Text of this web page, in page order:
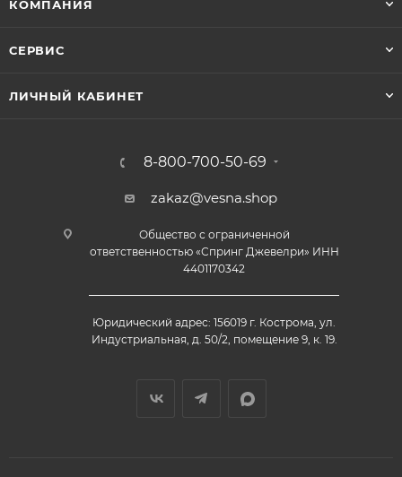
КОМПАНИЯ
СЕРВИС
ЛИЧНЫЙ КАБИНЕТ
8-800-700-50-69
zakaz@vesna.shop
Общество с ограниченной
ответственностью «Спринг Джевелри» ИНН
4401170342
Юридический адрес: 156019 г. Кострома, ул.
Индустриальная, д. 50/2, помещение 9, к. 19.